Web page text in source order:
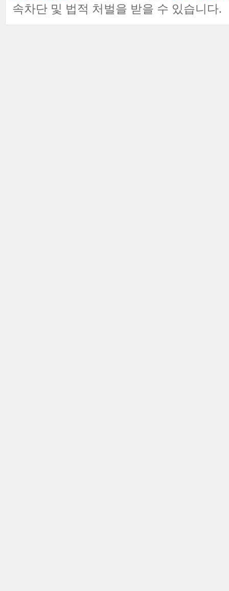
속차단 및 법적 처벌을 받을 수 있습니다.